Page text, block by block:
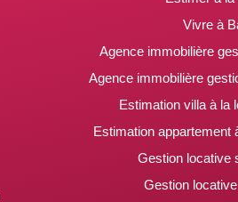
Vivre à
Agence immobilière
Agence immobilière
Estimation villa à la
Estimation appartement
Gestion locative
Gestion